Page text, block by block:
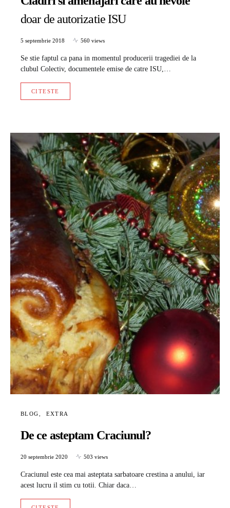
doar de autorizatie ISU
5 septembrie 2018 560 views
Se stie faptul ca pana in momentul producerii tragediei de la
clubul Colectiv, documentele emise de catre ISU,…
CITESTE
BLOG EXTRA
De ce asteptam Craciunul?
20 septembrie 2020 503 views
Craciunul este cea mai asteptata sarbatoare crestina a anului, iar
acest lucru il stim cu totii. Chiar daca…